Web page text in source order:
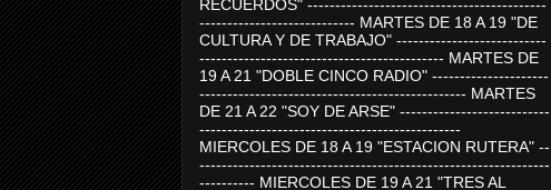
RECUERDOS" -------------------------------------------
---------------------------- MARTES DE 18 A 19 "DE
CULTURA Y DE TRABAJO" ---------------------------
-------------------------------------------- MARTES DE
19 A 21 "DOBLE CINCO RADIO" ---------------------
------------------------------------------------ MARTES
DE 21 A 22 "SOY DE ARSE" ---------------------------
-----------------------------------------------
MIERCOLES DE 18 A 19 "ESTACION RUTERA" --
---------------------------------------------------------------
---------- MIERCOLES DE 19 A 21 "TRES AL